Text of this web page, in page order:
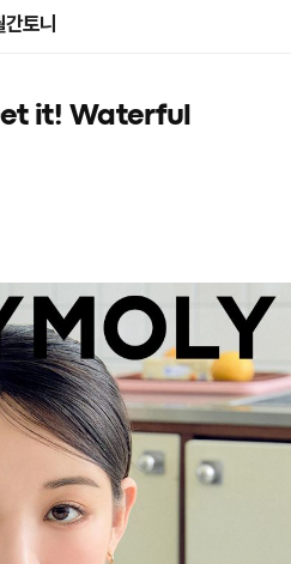
간토니
it! Waterful